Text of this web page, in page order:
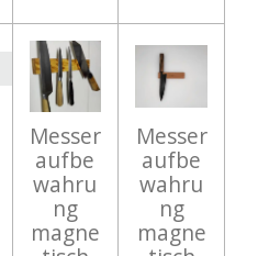
Messer
aufbe
wahru
ng
magne
Messer
aufbe
wahru
ng
magne